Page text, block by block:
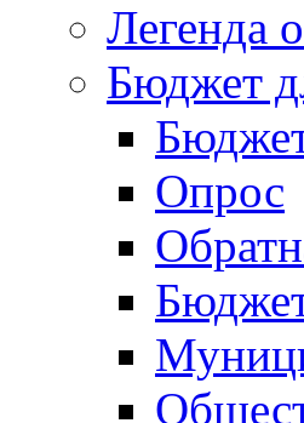
Легенда
Бюджет
Опрос